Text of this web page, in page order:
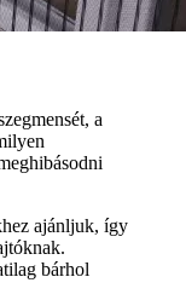
a
ajánljuk, így
bárhol